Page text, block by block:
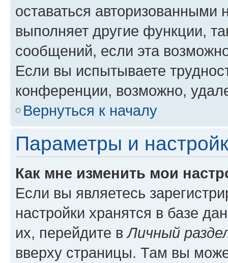
оставаться авторизованными
выполняет другие функции,
сообщений, если эта
Если вы испытываете
конференции, возможно,
Вернуться к началу
Параметры и
Как мне изменить мои
Если вы являетесь
настройки хранятся в базе
их, перейдите вЛичный
вверху страницы. Там вы